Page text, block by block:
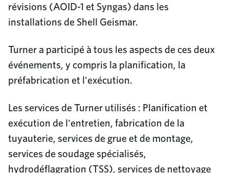
révisions (AOID-1 et Syngas) dans les
installations de Shell Geismar.
Turner a participé à tous les aspects de ces deux
événements, y compris la planification, la
préfabrication et l'exécution.
Les services de Turner utilisés : Planification et
exécution de l'entretien, fabrication de la
tuyauterie, services de grue et de montage,
services de soudage spécialisés,
hydrodéflagration (TSS), services de nettoyage